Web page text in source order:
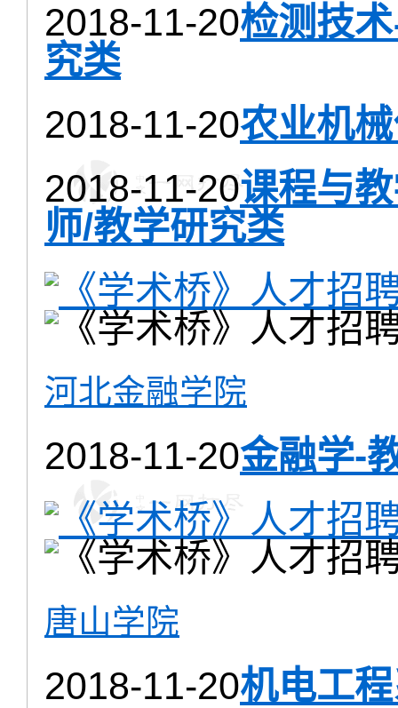
2018-11-20检测技
究类
2018-11-20农业机
2018-11-20课程与
师/教学研究类
河北金融学院
2018-11-20金融学-
唐山学院
2018-11-20机电工